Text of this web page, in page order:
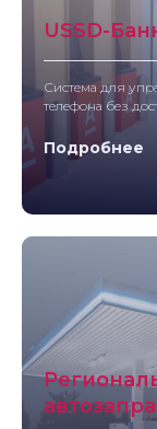
USSD-
Система для
телефона без
Подробнее